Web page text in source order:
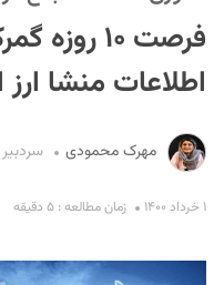
فرصت ۱۰
اطلاعات منشا
مهرک محمودی سردبیر
۱ خرداد ۱۴۰۰ زمان مطالعه : ۵ دقیقه